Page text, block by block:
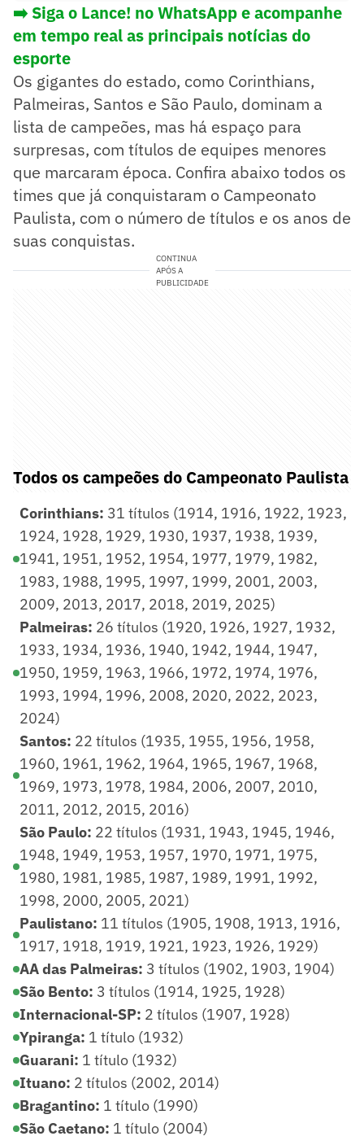
➡️ Siga o Lance! no WhatsApp e acompanhe
em tempo real as principais notícias do
esporte
Os gigantes do estado, como Corinthians,
Palmeiras, Santos e São Paulo, dominam a
lista de campeões, mas há espaço para
surpresas, com títulos de equipes menores
que marcaram época. Confira abaixo todos os
times que já conquistaram o Campeonato
Paulista, com o número de títulos e os anos de
suas conquistas.
CONTINUA
APÓS A
PUBLICIDADE
Todos os campeões do Campeonato Paulista
Corinthians: 31 títulos (1914, 1916, 1922, 1923,
1924, 1928, 1929, 1930, 1937, 1938, 1939,
1941, 1951, 1952, 1954, 1977, 1979, 1982,
1983, 1988, 1995, 1997, 1999, 2001, 2003,
2009, 2013, 2017, 2018, 2019, 2025)
Palmeiras: 26 títulos (1920, 1926, 1927, 1932,
1933, 1934, 1936, 1940, 1942, 1944, 1947,
1950, 1959, 1963, 1966, 1972, 1974, 1976,
1993, 1994, 1996, 2008, 2020, 2022, 2023,
2024)
Santos: 22 títulos (1935, 1955, 1956, 1958,
1960, 1961, 1962, 1964, 1965, 1967, 1968,
1969, 1973, 1978, 1984, 2006, 2007, 2010,
2011, 2012, 2015, 2016)
São Paulo: 22 títulos (1931, 1943, 1945, 1946,
1948, 1949, 1953, 1957, 1970, 1971, 1975,
1980, 1981, 1985, 1987, 1989, 1991, 1992,
1998, 2000, 2005, 2021)
Paulistano: 11 títulos (1905, 1908, 1913, 1916,
1917, 1918, 1919, 1921, 1923, 1926, 1929)
AA das Palmeiras: 3 títulos (1902, 1903, 1904)
São Bento: 3 títulos (1914, 1925, 1928)
Internacional-SP: 2 títulos (1907, 1928)
Ypiranga: 1 título (1932)
Guarani: 1 título (1932)
Ituano: 2 títulos (2002, 2014)
Bragantino: 1 título (1990)
São Caetano: 1 título (2004)